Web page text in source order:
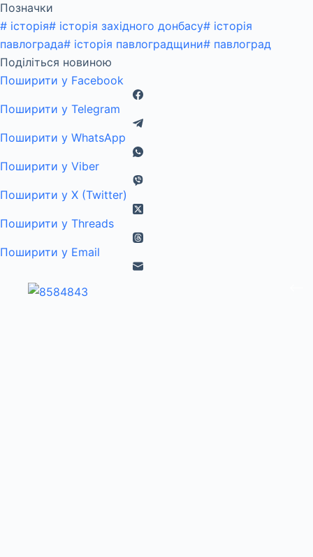
Позначки
# історія# історія західного донбасу# історія
павлограда# історія павлоградщини# павлоград
Поділіться новиною
Поширити у Facebook
Поширити у Telegram
Поширити у WhatsApp
Поширити у Viber
Поширити у X (Twitter)
Поширити у Threads
Поширити у Email